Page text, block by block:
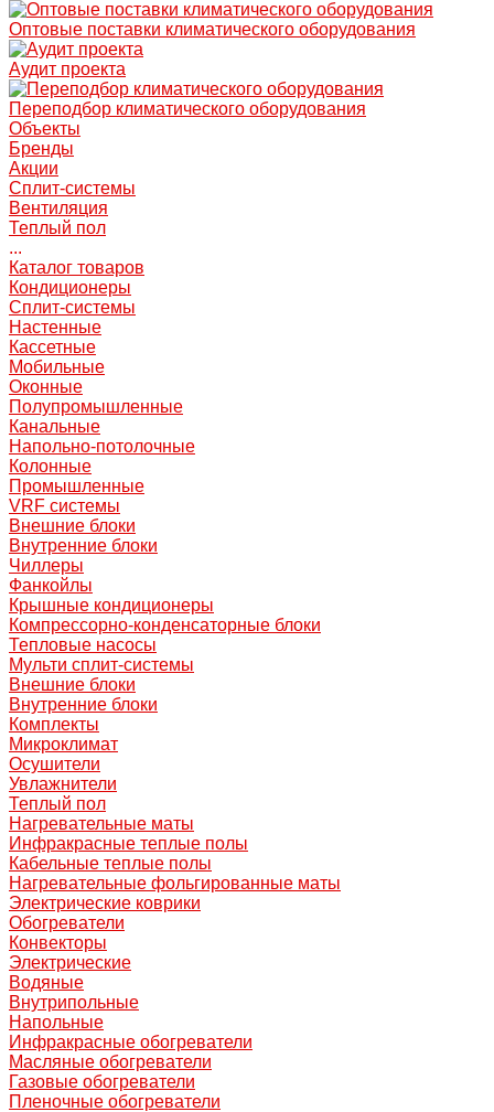
Оптовые поставки климатического оборудования
Аудит проекта
Переподбор климатического оборудования
Объекты
Бренды
Акции
Сплит-системы
Вентиляция
Теплый пол
...
Каталог товаров
Кондиционеры
Сплит-системы
Настенные
Кассетные
Мобильные
Оконные
Полупромышленные
Канальные
Напольно-потолочные
Колонные
Промышленные
VRF системы
Внешние блоки
Внутренние блоки
Чиллеры
Фанкойлы
Крышные кондиционеры
Компрессорно-конденсаторные блоки
Тепловые насосы
Мульти сплит-системы
Внешние блоки
Внутренние блоки
Комплекты
Микроклимат
Осушители
Увлажнители
Теплый пол
Нагревательные маты
Инфракрасные теплые полы
Кабельные теплые полы
Нагревательные фольгированные маты
Электрические коврики
Обогреватели
Конвекторы
Электрические
Водяные
Внутрипольные
Напольные
Инфракрасные обогреватели
Масляные обогреватели
Газовые обогреватели
Пленочные обогреватели